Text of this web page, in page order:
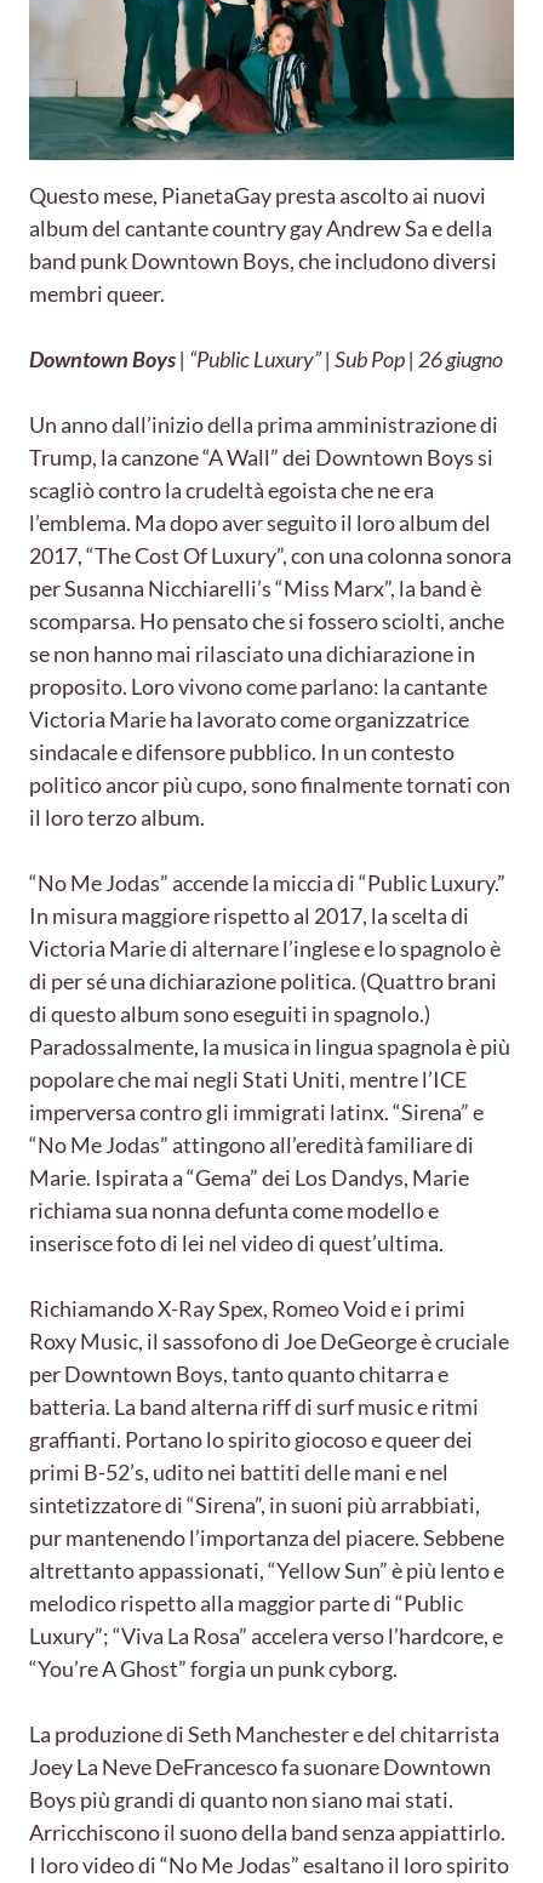
Questo mese, PianetaGay presta ascolto ai nuovi
album del cantante country gay Andrew Sa e della
band punk Downtown Boys, che includono diversi
membri queer.
Downtown Boys| “Public Luxury” | Sub Pop | 26 giugno
Un anno dall’inizio della prima amministrazione di
Trump, la canzone “A Wall” dei Downtown Boys si
scagliò contro la crudeltà egoista che ne era
l’emblema. Ma dopo aver seguito il loro album del
2017, “The Cost Of Luxury”, con una colonna sonora
per Susanna Nicchiarelli’s “Miss Marx”, la band è
scomparsa. Ho pensato che si fossero sciolti, anche
se non hanno mai rilasciato una dichiarazione in
proposito. Loro vivono come parlano: la cantante
Victoria Marie ha lavorato come organizzatrice
sindacale e difensore pubblico. In un contesto
politico ancor più cupo, sono finalmente tornati con
il loro terzo album.
“No Me Jodas” accende la miccia di “Public Luxury.”
In misura maggiore rispetto al 2017, la scelta di
Victoria Marie di alternare l’inglese e lo spagnolo è
di per sé una dichiarazione politica. (Quattro brani
di questo album sono eseguiti in spagnolo.)
Paradossalmente, la musica in lingua spagnola è più
popolare che mai negli Stati Uniti, mentre l’ICE
imperversa contro gli immigrati latinx. “Sirena” e
“No Me Jodas” attingono all’eredità familiare di
Marie. Ispirata a “Gema” dei Los Dandys, Marie
richiama sua nonna defunta come modello e
inserisce foto di lei nel video di quest’ultima.
Richiamando X-Ray Spex, Romeo Void e i primi
Roxy Music, il sassofono di Joe DeGeorge è cruciale
per Downtown Boys, tanto quanto chitarra e
batteria. La band alterna riff di surf music e ritmi
graffianti. Portano lo spirito giocoso e queer dei
primi B-52’s, udito nei battiti delle mani e nel
sintetizzatore di “Sirena”, in suoni più arrabbiati,
pur mantenendo l’importanza del piacere. Sebbene
altrettanto appassionati, “Yellow Sun” è più lento e
melodico rispetto alla maggior parte di “Public
Luxury”; “Viva La Rosa” accelera verso l’hardcore, e
“You’re A Ghost” forgia un punk cyborg.
La produzione di Seth Manchester e del chitarrista
Joey La Neve DeFrancesco fa suonare Downtown
Boys più grandi di quanto non siano mai stati.
Arricchiscono il suono della band senza appiattirlo.
I loro video di “No Me Jodas” esaltano il loro spirito